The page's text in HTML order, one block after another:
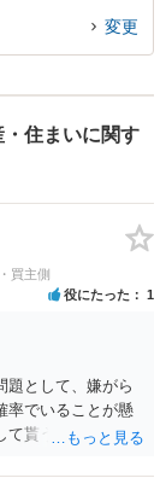
変更
住まいに関す
買主側
役にたった 1
題として、嫌がら
率でいることが懸
て貰うと良いかと